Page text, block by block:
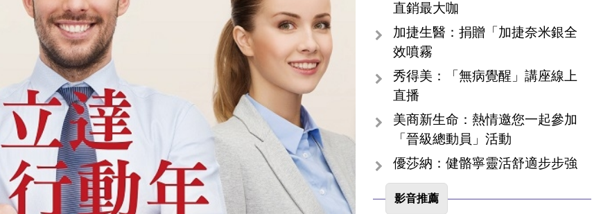
直銷最大咖
加捷生醫：捐贈「加捷奈米銀全
效噴霧
秀得美：「無病覺醒」講座線上
直播
美商新生命：熱情邀您一起參加
「晉級總動員」活動
優莎納：健骼寧靈活舒適步步強
影音推薦